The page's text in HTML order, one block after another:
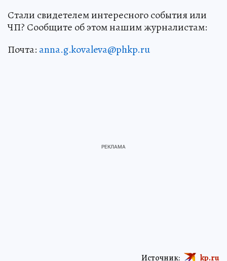
Стали свидетелем интересного события или
ЧП? Сообщите об этом нашим журналистам:
Почта: anna.g.kovaleva@phkp.ru
Источник: kp.ru